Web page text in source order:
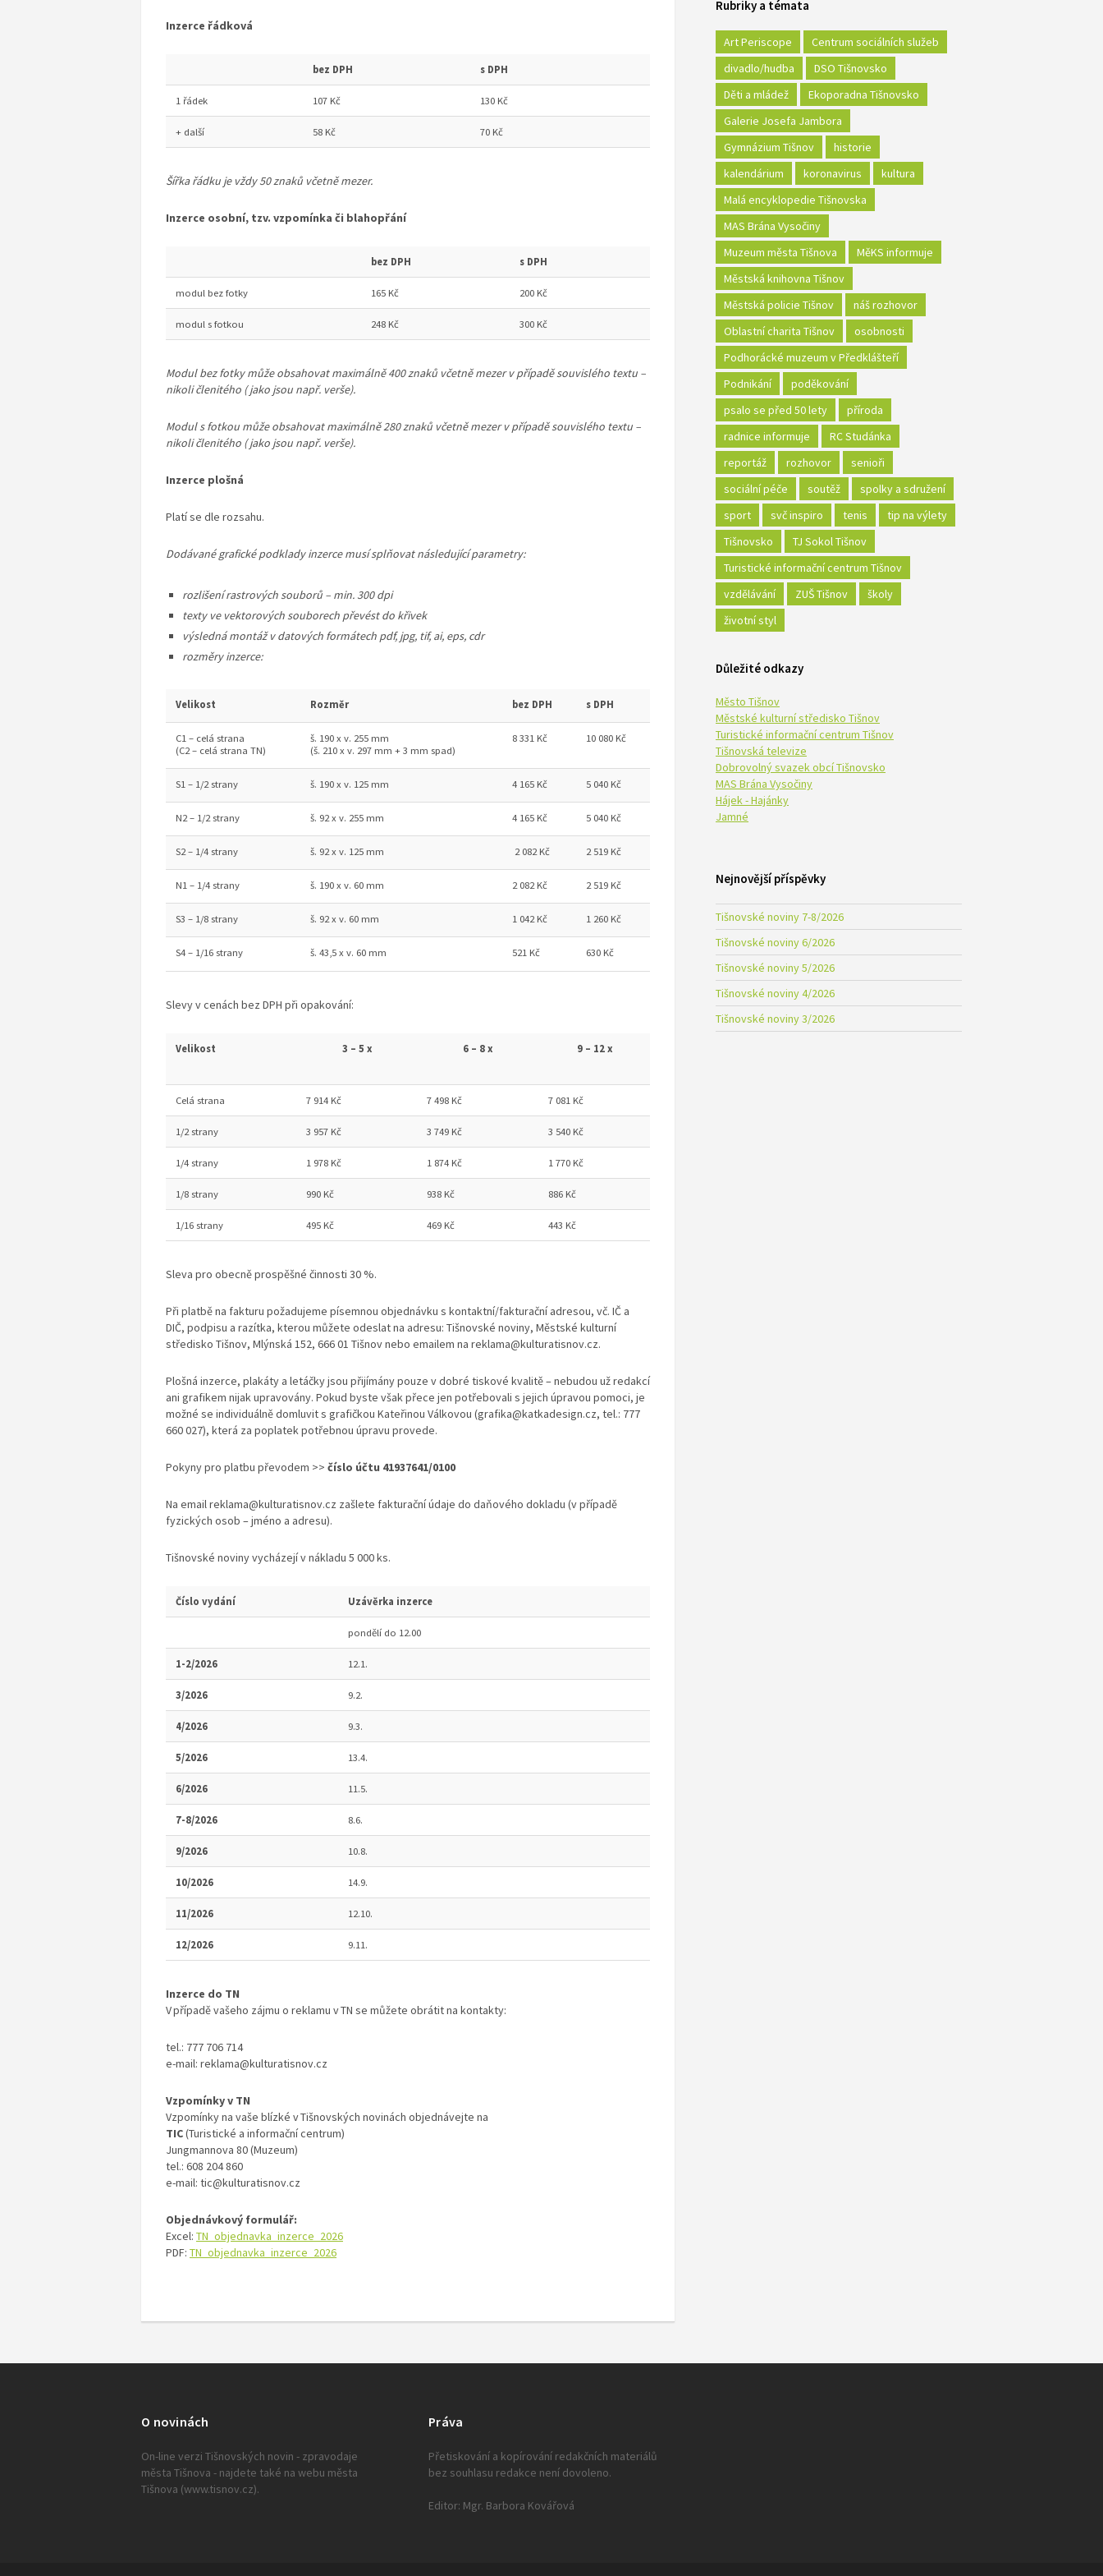
Inzerce řádková
bez DPH s DPH
1 řádek 107 Kč 130 Kč
+ další 58 Kč 70 Kč
Šířka řádku je vždy 50 znaků včetně mezer.
Inzerce osobní, tzv. vzpomínka či blahopřání
bez DPH s DPH
modul bez fotky 165 Kč 200 Kč
modul s fotkou 248 Kč 300 Kč
Modul bez fotky může obsahovat maximálně 400 znaků včetně mezer v případě souvislého textu –
nikoli členitého ( jako jsou např. verše).
Modul s fotkou může obsahovat maximálně 280 znaků včetně mezer v případě souvislého textu –
nikoli členitého ( jako jsou např. verše).
Inzerce plošná
Platí se dle rozsahu.
Dodávané grafické podklady inzerce musí splňovat následující parametry:
rozlišení rastrových souborů – min. 300 dpi
texty ve vektorových souborech převést do křivek
výsledná montáž v datových formátech pdf, jpg, tif, ai, eps, cdr
rozměry inzerce:
Velikost Rozměr bez DPH s DPH
C1 – celá strana
(C2 – celá strana TN)
š. 190 x v. 255 mm
(š. 210 x v. 297 mm + 3 mm spad)
8 331 Kč 10 080 Kč
S1 – 1/2 strany š. 190 x v. 125 mm 4 165 Kč 5 040 Kč
N2 – 1/2 strany š. 92 x v. 255 mm 4 165 Kč 5 040 Kč
S2 – 1/4 strany š. 92 x v. 125 mm 2 082 Kč 2 519 Kč
N1 – 1/4 strany š. 190 x v. 60 mm 2 082 Kč 2 519 Kč
S3 – 1/8 strany š. 92 x v. 60 mm 1 042 Kč 1 260 Kč
S4 – 1/16 strany š. 43,5 x v. 60 mm 521 Kč 630 Kč
Slevy v cenách bez DPH při opakování:
Velikost 3 – 5 x 6 – 8 x 9 – 12 x
Celá strana 7 914 Kč 7 498 Kč 7 081 Kč
1/2 strany 3 957 Kč 3 749 Kč 3 540 Kč
1/4 strany 1 978 Kč 1 874 Kč 1 770 Kč
1/8 strany 990 Kč 938 Kč 886 Kč
1/16 strany 495 Kč 469 Kč 443 Kč
Sleva pro obecně prospěšné činnosti 30 %.
Při platbě na fakturu požadujeme písemnou objednávku s kontaktní/fakturační adresou, vč. IČ a
DIČ, podpisu a razítka, kterou můžete odeslat na adresu: Tišnovské noviny, Městské kulturní
středisko Tišnov, Mlýnská 152, 666 01 Tišnov nebo emailem na reklama@kulturatisnov.cz.
Plošná inzerce, plakáty a letáčky jsou přijímány pouze v dobré tiskové kvalitě – nebudou už redakcí
ani grafikem nijak upravovány. Pokud byste však přece jen potřebovali s jejich úpravou pomoci, je
možné se individuálně domluvit s grafičkou Kateřinou Válkovou (grafika@katkadesign.cz, tel.: 777
660 027), která za poplatek potřebnou úpravu provede.
Pokyny pro platbu převodem >> číslo účtu 41937641/0100
Na email reklama@kulturatisnov.cz zašlete fakturační údaje do daňového dokladu (v případě
fyzických osob – jméno a adresu).
Tišnovské noviny vycházejí v nákladu 5 000 ks.
Číslo vydání Uzávěrka inzerce
pondělí do 12.00
1-2/2026 12.1.
3/2026 9.2.
4/2026 9.3.
5/2026 13.4.
6/2026 11.5.
7-8/2026 8.6.
9/2026 10.8.
10/2026 14.9.
11/2026 12.10.
12/2026 9.11.
Inzerce do TN
V případě vašeho zájmu o reklamu v TN se můžete obrátit na kontakty:
tel.: 777 706 714
e-mail: reklama@kulturatisnov.cz
Vzpomínky v TN
Vzpomínky na vaše blízké v Tišnovských novinách objednávejte na
TIC(Turistické a informační centrum)
Jungmannova 80 (Muzeum)
tel.: 608 204 860
e-mail: tic@kulturatisnov.cz
Objednávkový formulář:
Excel: TN_objednavka_inzerce_2026
PDF: TN_objednavka_inzerce_2026
Rubriky a témata
Art Periscope
Centrum sociálních služeb
divadlo/hudba
DSO Tišnovsko
Děti a mládež
Ekoporadna Tišnovsko
Galerie Josefa Jambora
Gymnázium Tišnov
historie
kalendárium
koronavirus
kultura
Malá encyklopedie Tišnovska
MAS Brána Vysočiny
Muzeum města Tišnova
MěKS informuje
Městská knihovna Tišnov
Městská policie Tišnov
náš rozhovor
Oblastní charita Tišnov
osobnosti
Podhorácké muzeum v Předklášteří
Podnikání
poděkování
psalo se před 50 lety
příroda
radnice informuje
RC Studánka
reportáž
rozhovor
senioři
sociální péče
soutěž
spolky a sdružení
sport
svč inspiro tenis
tip na výlety
Tišnovsko
TJ Sokol Tišnov
Turistické informační centrum Tišnov
vzdělávání
ZUŠ Tišnov
školy
životní styl
Důležité odkazy
Město Tišnov
Městské kulturní středisko Tišnov
Turistické informační centrum Tišnov
Tišnovská televize
Dobrovolný svazek obcí Tišnovsko
MAS Brána Vysočiny
Hájek - Hajánky
Jamné
Nejnovější příspěvky
Tišnovské noviny 7-8/2026
Tišnovské noviny 6/2026
Tišnovské noviny 5/2026
Tišnovské noviny 4/2026
Tišnovské noviny 3/2026
O novinách
On-line verzi Tišnovských novin - zpravodaje
města Tišnova - najdete také na webu města
Tišnova (www.tisnov.cz).
Práva
Přetiskování a kopírování redakčních materiálů
bez souhlasu redakce není dovoleno.
Editor: Mgr. Barbora Kovářová